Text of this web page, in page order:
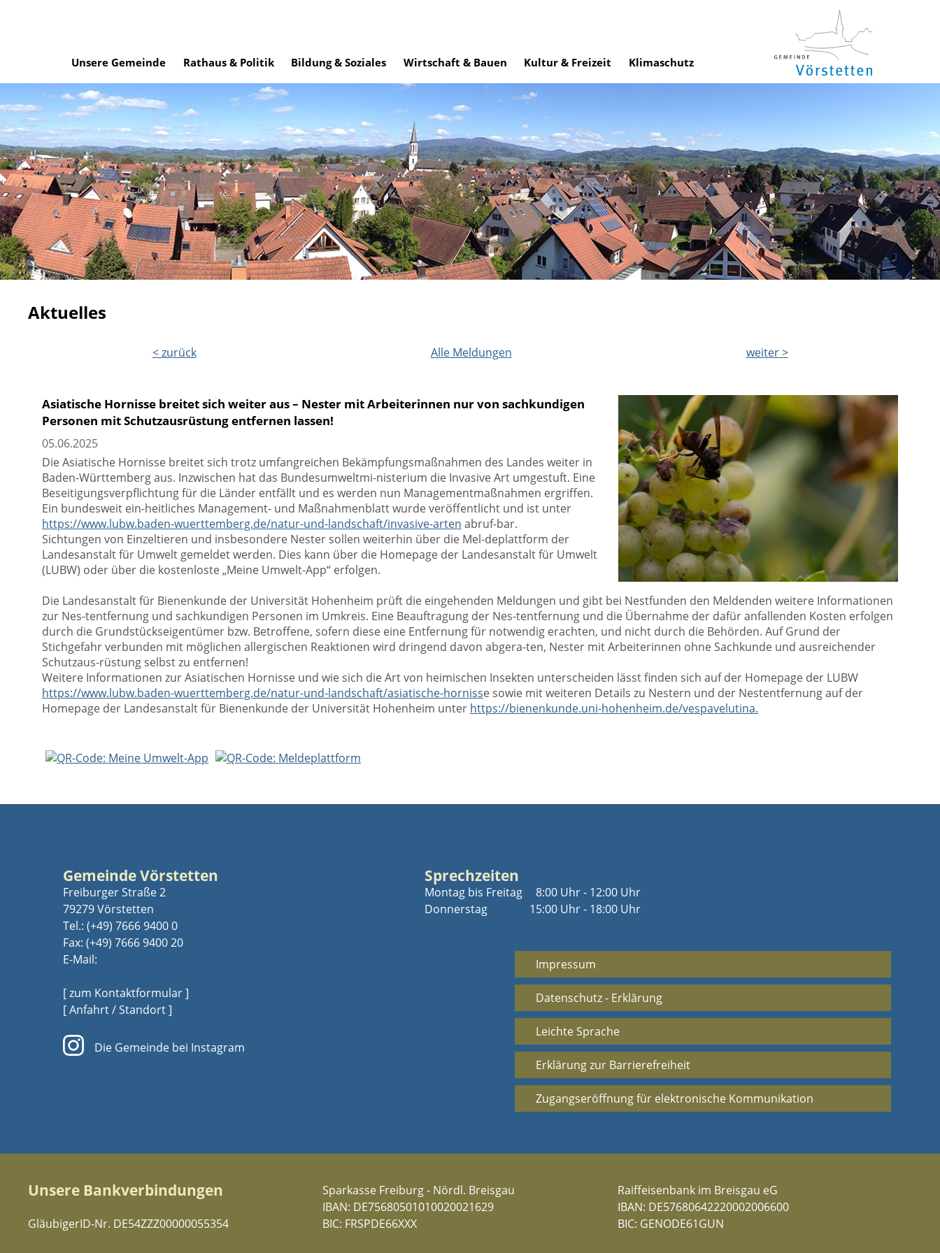
Unsere Gemeinde Rathaus & Politik Bildung & Soziales Wirtschaft & Bauen Kultur & Freizeit Klimaschutz
Aktuelles
< zurück Alle Meldungen weiter >
Asiatische Hornisse breitet sich weiter aus – Nester mit Arbeiterinnen nur von sachkundigen
Personen mit Schutzausrüstung entfernen lassen!
05.06.2025
Die Asiatische Hornisse breitet sich trotz umfangreichen Bekämpfungsmaßnahmen des Landes weiter in
Baden-Württemberg aus. Inzwischen hat das Bundesumweltmi-nisterium die Invasive Art umgestuft. Eine
Beseitigungsverpflichtung für die Länder entfällt und es werden nun Managementmaßnahmen ergriffen.
Ein bundesweit ein-heitliches Management- und Maßnahmenblatt wurde veröffentlicht und ist unter
https://www.lubw.baden-wuerttemberg.de/natur-und-landschaft/invasive-arten abruf-bar.
Sichtungen von Einzeltieren und insbesondere Nester sollen weiterhin über die Mel-deplattform der
Landesanstalt für Umwelt gemeldet werden. Dies kann über die Homepage der Landesanstalt für Umwelt
(LUBW) oder über die kostenloste „Meine Umwelt-App“ erfolgen.
Die Landesanstalt für Bienenkunde der Universität Hohenheim prüft die eingehenden Meldungen und gibt bei Nestfunden den Meldenden weitere Informationen
zur Nes-tentfernung und sachkundigen Personen im Umkreis. Eine Beauftragung der Nes-tentfernung und die Übernahme der dafür anfallenden Kosten erfolgen
durch die Grundstückseigentümer bzw. Betroffene, sofern diese eine Entfernung für notwendig erachten, und nicht durch die Behörden. Auf Grund der
Stichgefahr verbunden mit möglichen allergischen Reaktionen wird dringend davon abgera-ten, Nester mit Arbeiterinnen ohne Sachkunde und ausreichender
Schutzaus-rüstung selbst zu entfernen!
Weitere Informationen zur Asiatischen Hornisse und wie sich die Art von heimischen Insekten unterscheiden lässt finden sich auf der Homepage der LUBW
https://www.lubw.baden-wuerttemberg.de/natur-und-landschaft/asiatische-hornisse sowie mit weiteren Details zu Nestern und der Nestentfernung auf der
Homepage der Landesanstalt für Bienenkunde der Universität Hohenheim unter https://bienenkunde.uni-hohenheim.de/vespavelutina.
Gemeinde Vörstetten
Freiburger Straße 2
79279 Vörstetten
Tel.: (+49) 7666 9400 0
Fax: (+49) 7666 9400 20
E-Mail:
[ zum Kontaktformular ]
[ Anfahrt / Standort ]
Die Gemeinde bei Instagram
Sprechzeiten
Montag bis Freitag
Donnerstag
8:00 Uhr - 12:00 Uhr
15:00 Uhr - 18:00 Uhr
Impressum
Datenschutz - Erklärung
Leichte Sprache
Erklärung zur Barrierefreiheit
Zugangseröffnung für elektronische Kommunikation
Unsere Bankverbindungen
GläubigerID-Nr. DE54ZZZ00000055354
Sparkasse Freiburg - Nördl. Breisgau
IBAN: DE75680501010020021629
BIC: FRSPDE66XXX
Raiffeisenbank im Breisgau eG
IBAN: DE57680642220002006600
BIC: GENODE61GUN